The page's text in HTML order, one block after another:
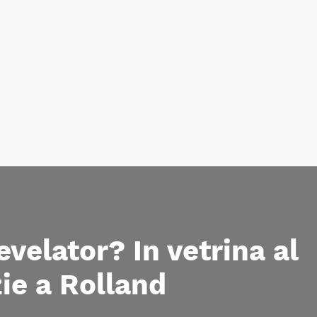
In vetrina al
a Rolland